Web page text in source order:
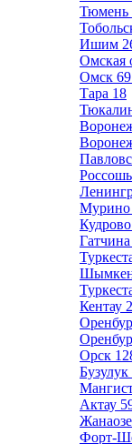
Тюмень
Ишим
Омская
Омск
Тара 18
Россошь
Мурино
Кудрово
Гатчина
Кентау
Орск
Бузулук
Актау
Форт-